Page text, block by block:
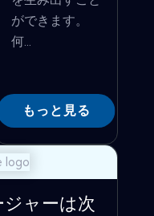
ができます。
何...
もっと見る
ャーは次